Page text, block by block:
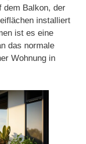
dem Balkon, der
installiert
ist es eine
das normale
Wohnung in